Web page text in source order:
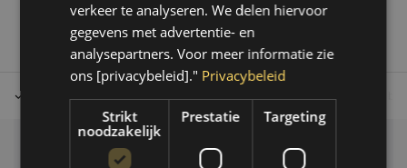
Tot 30 dagen retour sturen. Op werkdagen voor 14.00 uur
Klantenservice
verkeer te analyseren. We delen hiervoor
gegevens met advertentie- en
analysepartners. Voor meer informatie zie
ons [privacybeleid]." Privacybeleid
Strikt
noodzakelijk
Prestatie Targeting